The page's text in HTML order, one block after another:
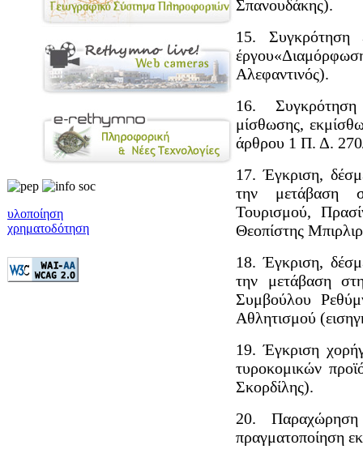
υλοποίηση
χρηματοδότηση
Σπανουδάκης).
15. Συγκρότηση
Αλεφαντινός).
16. Συγκρότηση
μίσθωσης,
άρθρου 1 Π. Δ.
17. Έγκριση,
την μετάβαση
Τουρισμού,
Θεοπίστης
18. Έγκριση,
την μετάβαση
Συμβούλου
Αθλητισμού
19. Έγκριση
τυροκομικών
Σκορδίλης).
20.
πραγματοποίηση